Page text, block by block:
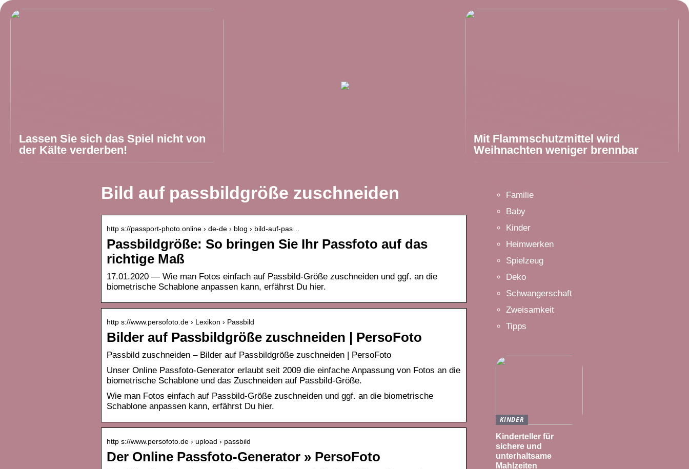
Lassen Sie sich das Spiel nicht von
der Kälte verderben!
Mit Flammschutzmittel wird
Weihnachten weniger brennbar
Bild auf passbildgröße zuschneiden
http s://passport-photo.online › de-de › blog › bild-auf-pas…
Passbildgröße: So bringen Sie Ihr Passfoto auf das
richtige Maß
17.01.2020 — Wie man Fotos einfach auf Passbild-Größe zuschneiden und ggf. an die
biometrische Schablone anpassen kann, erfährst Du hier.
http s://www.persofoto.de › Lexikon › Passbild
Bilder auf Passbildgröße zuschneiden | PersoFoto
Passbild zuschneiden – Bilder auf Passbildgröße zuschneiden | PersoFoto
Unser Online Passfoto-Generator erlaubt seit 2009 die einfache Anpassung von Fotos an die
biometrische Schablone und das Zuschneiden auf Passbild-Größe.
Wie man Fotos einfach auf Passbild-Größe zuschneiden und ggf. an die biometrische
Schablone anpassen kann, erfährst Du hier.
http s://www.persofoto.de › upload › passbild
Der Online Passfoto-Generator » PersoFoto
Familie
Baby
Kinder
Heimwerken
Spielzeug
Deko
Schwangerschaft
Zweisamkeit
Tipps
KINDER
Kinderteller für
sichere und
unterhaltsame
Mahlzeiten